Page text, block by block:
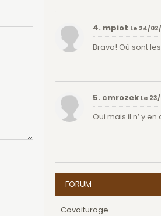
4. mpiot Le 24/
Bravo! Où sont
5. cmrozek Le
Oui mais il n’ y
FORUM
Covoiturage